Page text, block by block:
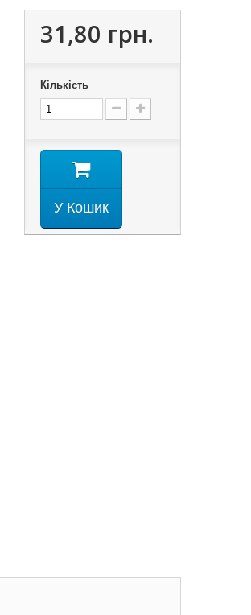
31,80 грн.
Кількість
У Кошик